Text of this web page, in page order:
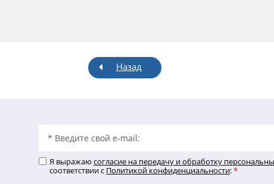
Назад
Я выражаю согласие на передачу и обработку
соответствии с Политикой конфиденциальности:*